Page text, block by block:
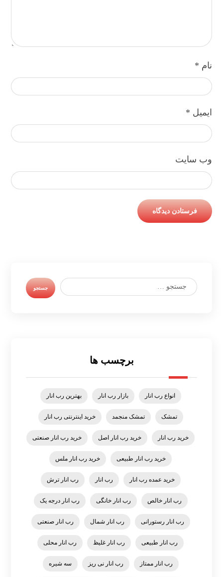
نام *
ایمیل *
وب‌ سایت
برچسب ها
انواع رب انار بازار رب انار بهترین رب انار
تمشک تمشک منجمد خرید اینترنتی رب انار
خرید رب انار خرید رب انار اصل خرید رب انار صنعتی
خرید رب انار طبیعی خرید رب انار ملس
خرید عمده رب انار رب انار رب انار ترش
رب انار خالص رب انار خانگی رب انار درجه یک
رب انار رستورانی رب انار شمال رب انار صنعتی
رب انار طبیعی رب انار غلیظ رب انار محلی
رب انار ممتاز رب انار نی ریز سه شیره